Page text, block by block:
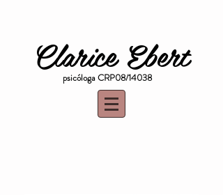
Clarice Ebert
psicóloga CRP08/14038